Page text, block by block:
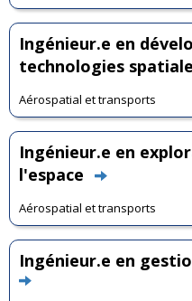
Ingénieur.e en
technologies
Aérospatial et transports
Ingénieur.e en
l'espace
Aérospatial et transports
Ingénieur.e en